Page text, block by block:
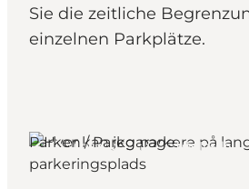
Sie die zeitliche
einzelnen Parkplätze.
Langeland, Fünen und die Inseln
Parken / Parkgarage